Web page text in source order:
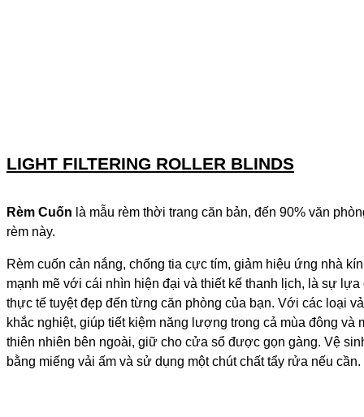
LIGHT FILTERING ROLLER BLINDS
Rèm Cuốn là mẫu rèm thời trang căn bản, đến 90% văn
rèm này.
Rèm cuốn cản nắng, chống tia cực tím, giảm hiệu ứng nhà
mạnh mẽ với cái nhìn hiện đại và thiết kế thanh lịch, là sự
thực tế tuyệt đẹp đến từng căn phòng của bạn. Với các loại
khắc nghiệt, giúp tiết kiệm năng lượng trong cả mùa đông
thiên nhiên bên ngoài, giữ cho cửa sổ được gọn gàng. Vệ
bằng miếng vải ấm và sử dụng một chút chất tẩy rửa nếu cần.